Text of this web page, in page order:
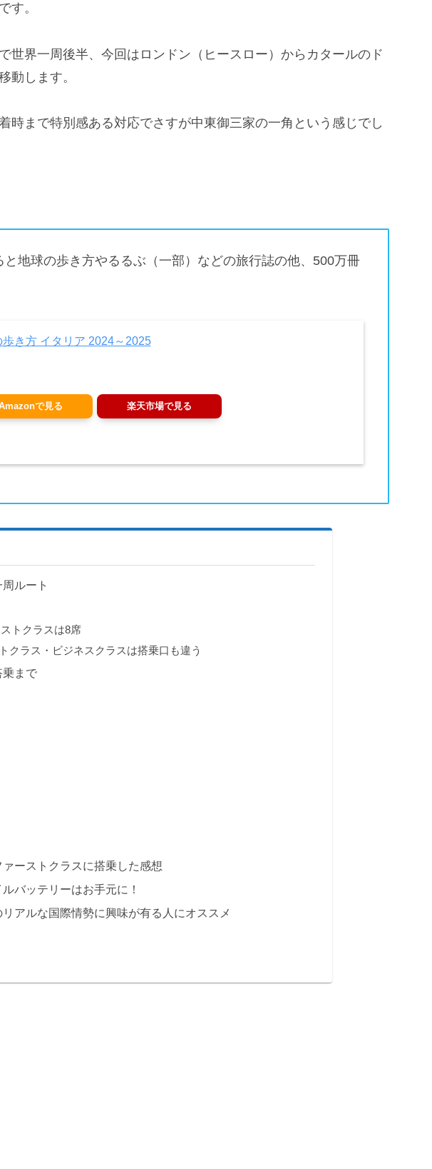
す。
世界一周後半、今回はロンドン（ヒースロー）からカタールのド
動します。
時まで特別感ある対応でさすが中東御三家の一角という感じでし
と地球の歩き方やるるぶ（一部）などの旅行誌の他、500万冊
歩き方 イタリア 2024～2025
で見る 楽天市場で見る
周ルート
トクラスは8席
クラス・ビジネスクラスは搭乗口も違う
乗まで
ーストクラスに搭乗した感想
ルバッテリーはお手元に！
リアルな国際情勢に興味が有る人にオススメ